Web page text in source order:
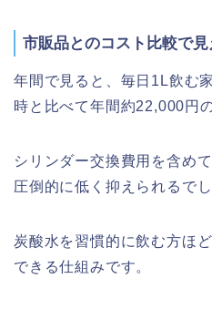
市販品とのコスト比較で
年間で見ると、毎日1L飲む
時と比べて年間約22,000円
シリンダー交換費用を含め
圧倒的に低く抑えられるでし
炭酸水を習慣的に飲む方ほ
できる仕組みです。